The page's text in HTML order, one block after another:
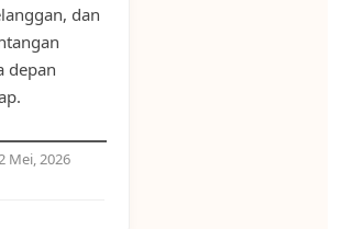
dan
depan
Mei, 2026